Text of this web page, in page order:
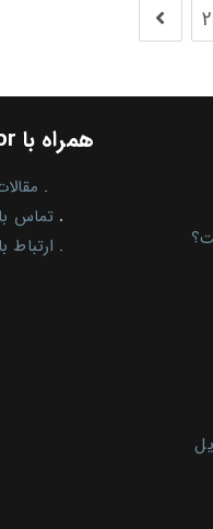
بلاکچین
شفافیت
زنجیره
استفاده
می‌کند؟
همراه با MyTor
.
.تماس
. ارتباط